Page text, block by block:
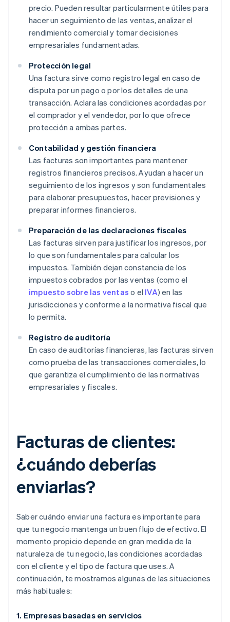
precio. Pueden resultar particularmente útiles para
hacer un seguimiento de las ventas, analizar el
rendimiento comercial y tomar decisiones
empresariales fundamentadas.
Protección legal
Una factura sirve como registro legal en caso de
disputa por un pago o por los detalles de una
transacción. Aclara las condiciones acordadas por
el comprador y el vendedor, por lo que ofrece
protección a ambas partes.
Contabilidad y gestión financiera
Las facturas son importantes para mantener
registros financieros precisos. Ayudan a hacer un
seguimiento de los ingresos y son fundamentales
para elaborar presupuestos, hacer previsiones y
preparar informes financieros.
Preparación de las declaraciones fiscales
Las facturas sirven para justificar los ingresos, por
lo que son fundamentales para calcular los
impuestos. También dejan constancia de los
impuestos cobrados por las ventas (como el
impuesto sobre las ventas o el IVA) en las
jurisdicciones y conforme a la normativa fiscal que
lo permita.
Registro de auditoría
En caso de auditorías financieras, las facturas sirven
como prueba de las transacciones comerciales, lo
que garantiza el cumplimiento de las normativas
empresariales y fiscales.
Facturas de clientes:
¿cuándo deberías
enviarlas?
Saber cuándo enviar una factura es importante para
que tu negocio mantenga un buen flujo de efectivo. El
momento propicio depende en gran medida de la
naturaleza de tu negocio, las condiciones acordadas
con el cliente y el tipo de factura que uses. A
continuación, te mostramos algunas de las situaciones
más habituales:
1. Empresas basadas en servicios